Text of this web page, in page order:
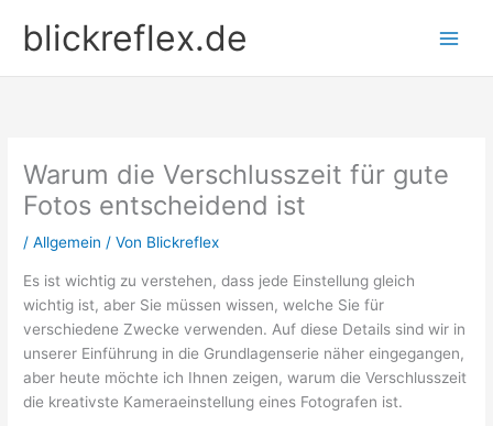
Inhaltblickreflex.de
Warum die Verschlusszeit für gute
Fotos entscheidend ist
/Allgemein / Von Blickreflex
Es ist wichtig zu verstehen, dass jede Einstellung gleich
wichtig ist, aber Sie müssen wissen, welche Sie für
verschiedene Zwecke verwenden. Auf diese Details sind wir in
unserer Einführung in die Grundlagenserie näher eingegangen,
aber heute möchte ich Ihnen zeigen, warum die Verschlusszeit
die kreativste Kameraeinstellung eines Fotografen ist.